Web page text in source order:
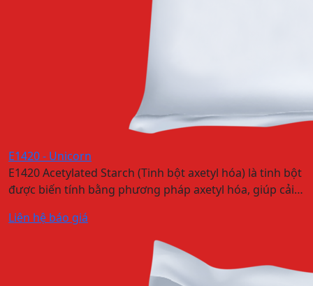
E1420 - Unicorn
E1420 Acetylated Starch (Tinh bột axetyl hóa) là tinh bột
được biến tính bằng phương pháp axetyl hóa, giúp cải…
Liên hệ báo giá